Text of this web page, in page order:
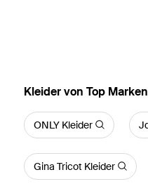
Kleider von Top Marken
ONLY Kleider
Gina Tricot Kleider